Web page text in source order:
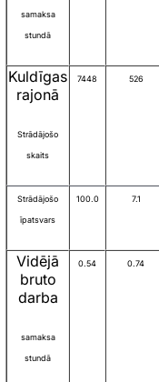
samaksa
stundā
Kuldīgas
rajonā
Strādājošo
skaits
7448 526
Strādājošo
īpatsvars
100.0 7.1
Vidējā
bruto
darba
samaksa
stundā
0.54 0.74